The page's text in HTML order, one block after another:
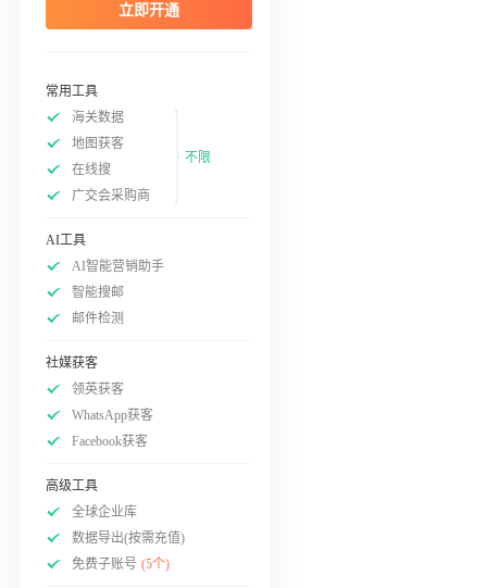
立即开通
常用工具
海关数据
地图获客
在线搜
广交会采购商
不限
AI工具
AI智能营销助手
智能搜邮
邮件检测
社媒获客
领英获客
WhatsApp获客
Facebook获客
高级工具
全球企业库
数据导出(按需充值)
免费子账号 (5个)